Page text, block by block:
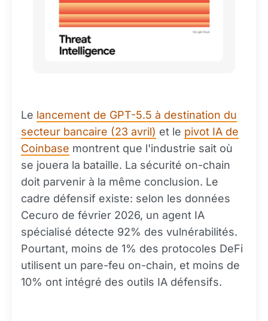
Le lancement de GPT-5.5 à destination du
secteur bancaire (23 avril) et le pivot IA de
Coinbase montrent que l'industrie sait où
se jouera la bataille. La sécurité on-chain
doit parvenir à la même conclusion. Le
cadre défensif existe: selon les données
Cecuro de février 2026, un agent IA
spécialisé détecte 92% des vulnérabilités.
Pourtant, moins de 1% des protocoles DeFi
utilisent un pare-feu on-chain, et moins de
10% ont intégré des outils IA défensifs.